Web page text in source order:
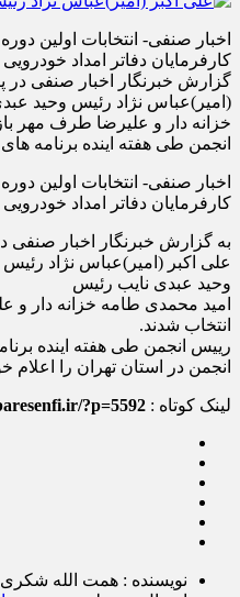
اخبار صنفی- انتخابات اولین
کارفرمایان دفاتر امداد
گزارش خبرنگار اخبار صنفی در
(امیر)عباس نژاد رئیس وحید
خزانه دار و علیرضا طرف مهر
انجمن طی هفته اینده برنامه
اخبار صنفی- انتخابات اولین
کارفرمایان دفاتر امداد
به گزارش خبرنگار اخبار صنفی
علی اکبر (امیر)عباس نژاد رئیس
وحید عبدی نایب رئیس
امید محمدی طامه خزانه دار
انتخاب شدند.
رییس انجمن طی هفته اینده
انجمن در استان تهران را اعلام
لینک کوتاه : ?p=5592
نویسنده : همت الله شکری